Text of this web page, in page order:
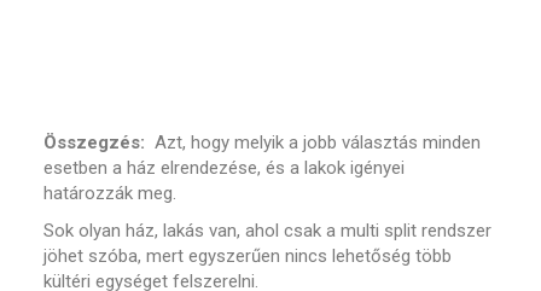
Összegzés:Azt, hogy melyik a jobb választás minden
esetben a ház elrendezése, és a lakok igényei
határozzák meg.
Sok olyan ház, lakás van, ahol csak a multi split rendszer
jöhet szóba, mert egyszerűen nincs lehetőség több
kültéri egységet felszerelni.